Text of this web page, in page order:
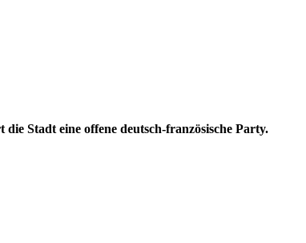
Stadt eine offene deutsch-französische Party.